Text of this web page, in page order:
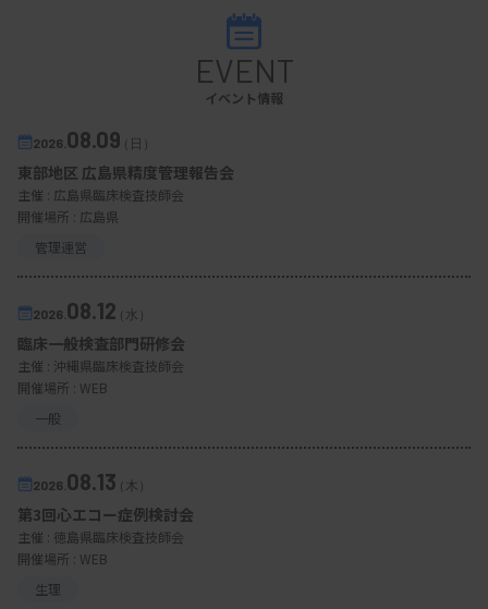
EVENT
イベント情報
2026. 08.09（日）
東部地区 広島県精度管理報告会
主催 : 広島県臨床検査技師会
開催場所 : 広島県
管理運営
2026. 08.12（水）
臨床一般検査部門研修会
主催 : 沖縄県臨床検査技師会
開催場所 : WEB
一般
2026. 08.13（木）
第3回心エコー症例検討会
主催 : 徳島県臨床検査技師会
開催場所 : WEB
生理